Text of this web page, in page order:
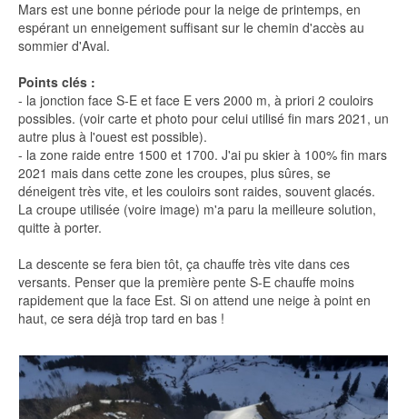
Mars est une bonne période pour la neige de printemps, en
espérant un enneigement suffisant sur le chemin d'accès au
sommier d'Aval.
Points clés :
- la jonction face S-E et face E vers 2000 m, à priori 2 couloirs
possibles. (voir carte et photo pour celui utilisé fin mars 2021, un
autre plus à l'ouest est possible).
- la zone raide entre 1500 et 1700. J'ai pu skier à 100% fin mars
2021 mais dans cette zone les croupes, plus sûres, se
déneigent très vite, et les couloirs sont raides, souvent glacés.
La croupe utilisée (voire image) m'a paru la meilleure solution,
quitte à porter.
La descente se fera bien tôt, ça chauffe très vite dans ces
versants. Penser que la première pente S-E chauffe moins
rapidement que la face Est. Si on attend une neige à point en
haut, ce sera déjà trop tard en bas !